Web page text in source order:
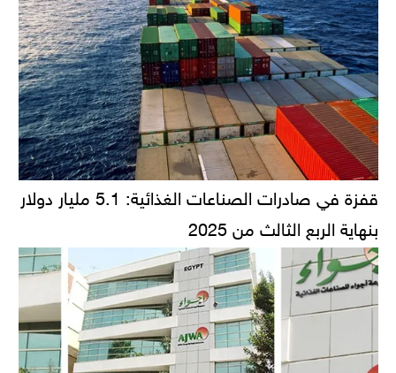
قفزة في صادرات الصناعات الغذائية: 5.1 مليار دولار
بنهاية الربع الثالث من 2025